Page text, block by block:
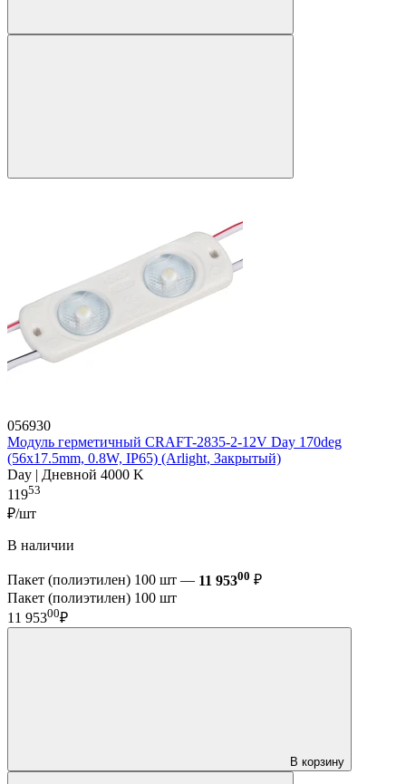
056930
Модуль герметичный CRAFT-2835-2-12V Day 170deg
(56х17.5mm, 0.8W, IP65) (Arlight, Закрытый)
Day | Дневной 4000 K
11953
₽/шт
В наличии
Пакет (полиэтилен) 100 шт — 11 95300 ₽
Пакет (полиэтилен) 100 шт
11 95300₽
В корзину